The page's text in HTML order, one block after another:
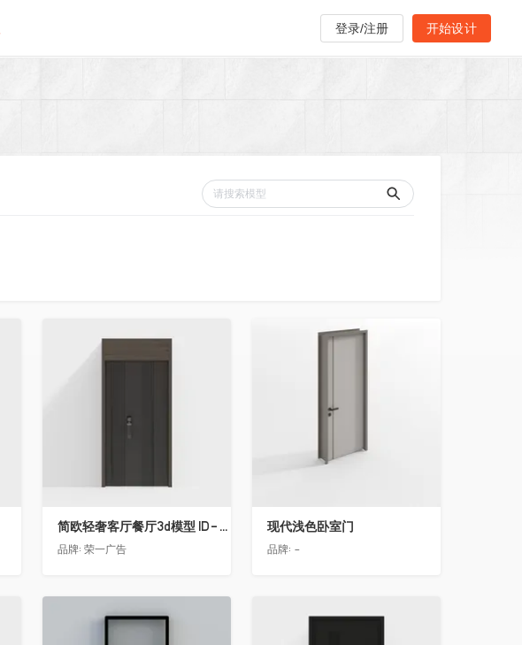
登录/注册 开始设计
收藏
简欧轻奢客厅餐厅3d模型 ID-11490558入户门2
品牌:荣一广告
现代浅色卧室门
品牌: -
收藏 收藏